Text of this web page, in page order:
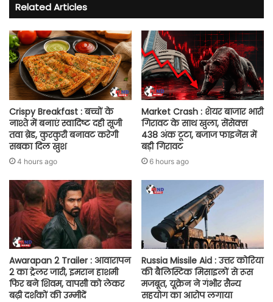
Related Articles
Crispy Breakfast : बच्चों के
नाश्ते में बनाएं स्वादिष्ट दही सूजी
तवा ब्रेड, कुरकुरी बनावट करेगी
सबका दिल खुश
4 hours ago
Market Crash : शेयर बाजार भारी
गिरावट के साथ खुला, सेंसेक्स
438 अंक टूटा, बजाज फाइनेंस में
बड़ी गिरावट
6 hours ago
Awarapan 2 Trailer : आवारापन
2 का ट्रेलर जारी, इमरान हाशमी
फिर बने शिवम, वापसी को लेकर
बढ़ी दर्शकों की उम्मीदें
Russia Missile Aid : उत्तर कोरिया
की बैलिस्टिक मिसाइलों से रूस
मजबूत, यूक्रेन ने गंभीर सैन्य
सहयोग का आरोप लगाया